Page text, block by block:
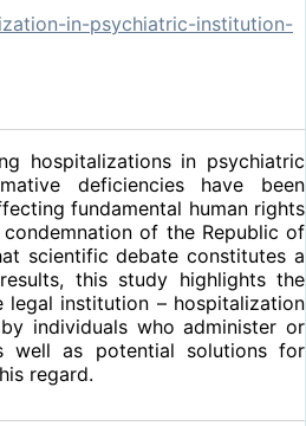
in-psychiatric-institution-
hospitalizations in psychiatric
deficiencies have been
fundamental human rights
of the Republic of
scientific debate constitutes a
this study highlights the
institution – hospitalization
individuals who administer or
well as potential solutions for
regard.